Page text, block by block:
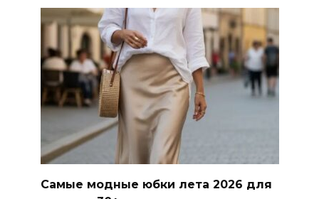
Самые модные юбки лета 2026 для